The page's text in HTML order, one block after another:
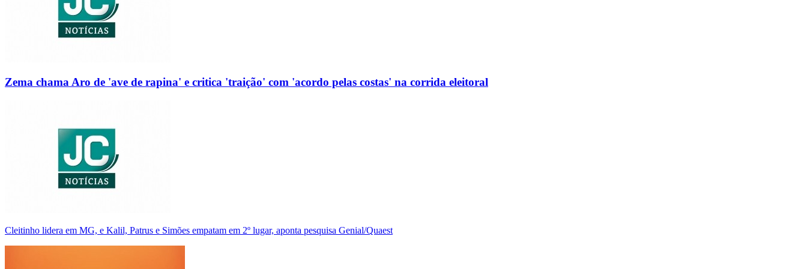
Zema chama Aro de 'ave de rapina' e critica 'traição' com 'acordo pelas costas' na corrida eleitoral
Cleitinho lidera em MG, e Kalil, Patrus e Simões empatam em 2º lugar, aponta pesquisa Genial/Quaest